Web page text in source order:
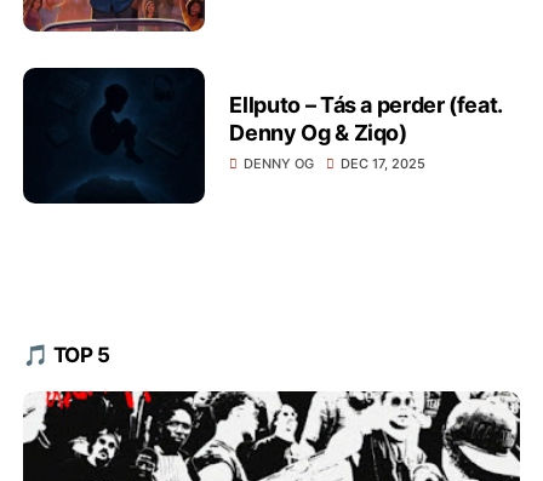
Ellputo – Tás a perder (feat.
Denny Og & Ziqo)
DENNY OG DEC 17, 2025
🎵 TOP 5